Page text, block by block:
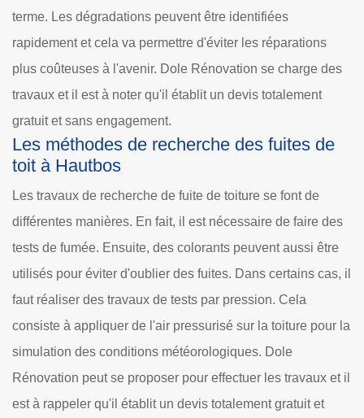
terme. Les dégradations peuvent être identifiées
rapidement et cela va permettre d'éviter les réparations
plus coûteuses à l'avenir. Dole Rénovation se charge des
travaux et il est à noter qu'il établit un devis totalement
gratuit et sans engagement.
Les méthodes de recherche des fuites de
toit à Hautbos
Les travaux de recherche de fuite de toiture se font de
différentes manières. En fait, il est nécessaire de faire des
tests de fumée. Ensuite, des colorants peuvent aussi être
utilisés pour éviter d'oublier des fuites. Dans certains cas, il
faut réaliser des travaux de tests par pression. Cela
consiste à appliquer de l'air pressurisé sur la toiture pour la
simulation des conditions météorologiques. Dole
Rénovation peut se proposer pour effectuer les travaux et il
est à rappeler qu'il établit un devis totalement gratuit et